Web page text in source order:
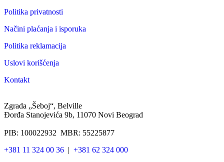
Politika privatnosti
Načini plaćanja i isporuka
Politika reklamacija
Uslovi korišćenja
Kontakt
Zgrada „Šeboj“, Belville
Đorđa Stanojevića 9b, 11070 Novi Beograd
PIB: 100022932 MBR: 55225877
+381 11 324 00 36 | +381 62 324 000